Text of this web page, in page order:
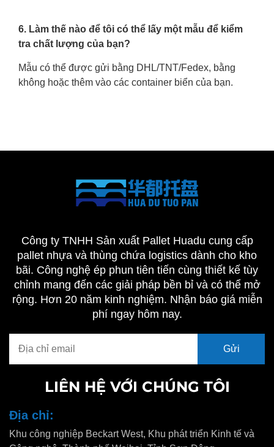
6. Làm thế nào để tôi có thể lấy một mẫu để kiểm
tra chất lượng của bạn?
Mẫu có thể được gửi bằng DHL/TNT/Fedex, bằng
không hoặc thêm vào các container biển của bạn.
Công ty TNHH Sản xuất Pallet Huadu cung cấp
pallet nhựa và thùng chứa logistics dành cho kho
bãi. Công nghệ ép phun tiên tiến cùng thiết kế tùy
chỉnh mang đến các giải pháp bền bỉ và có thể mở
rộng. Hơn 20 năm kinh nghiệm. Nhận báo giá miễn
phí ngay hôm nay.
LIÊN HỆ VỚI CHÚNG TÔI
Địa chỉ:
Khu công nghiệp Beckart West, Khu phát triển Kinh tế và